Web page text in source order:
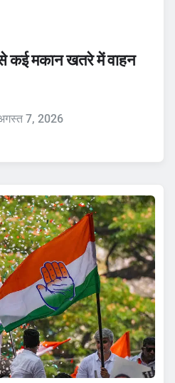
कई मकान खतरे में वाहन
7, 2026